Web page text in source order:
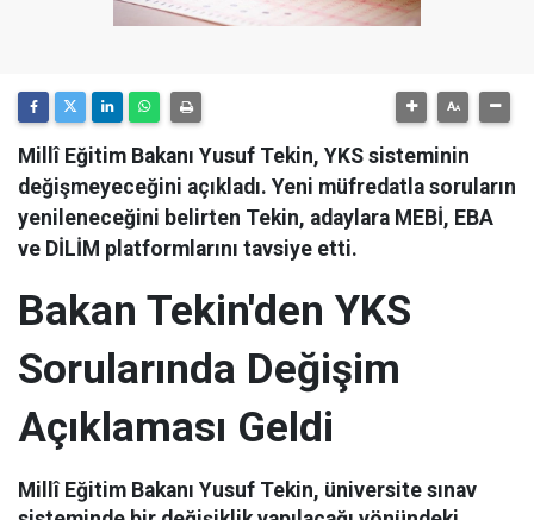
Millî Eğitim Bakanı Yusuf Tekin, YKS sisteminin
değişmeyeceğini açıkladı. Yeni müfredatla soruların
yenileneceğini belirten Tekin, adaylara MEBİ, EBA
ve DİLİM platformlarını tavsiye etti.
Bakan Tekin'den YKS
Sorularında Değişim
Açıklaması Geldi
Millî Eğitim Bakanı Yusuf Tekin, üniversite sınav